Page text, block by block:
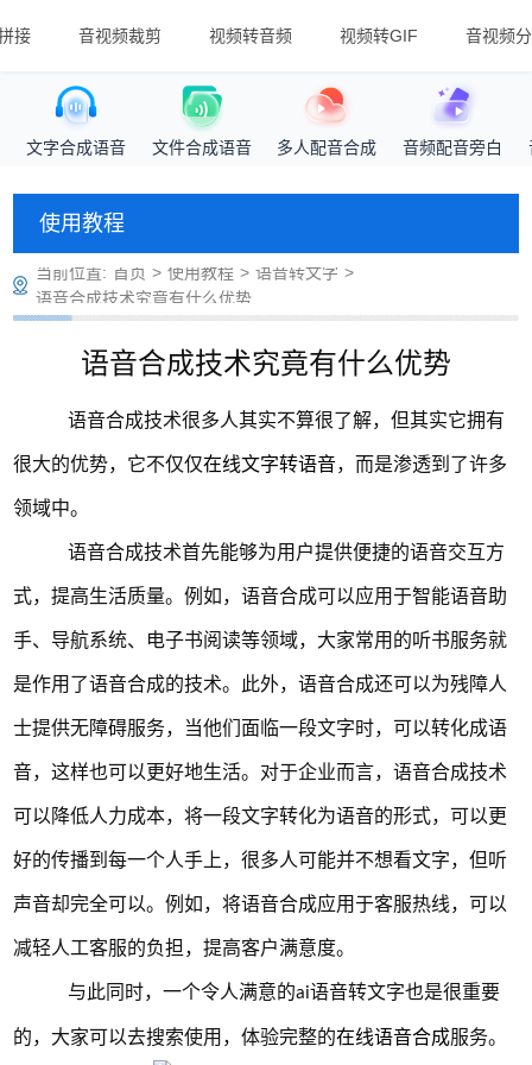
接 音视频裁剪 视频转音频 视频转GIF 音视频
文字合成语音 文件合成语音 多人配音合成 音频配音旁白
使用教程
当前位置: 首页 > 使用教程 > 语音转文字 >
语音合成技术究竟有什么优势
语音合成技术究竟有什么优势
语音合成技术很多人其实不算很了解，但其实它拥有
很大的优势，它不仅仅在线文字转语音，而是渗透到了许多
领域中。
语音合成技术首先能够为用户提供便捷的语音交互方
式，提高生活质量。例如，语音合成可以应用于智能语音助
手、导航系统、电子书阅读等领域，大家常用的听书服务就
是作用了语音合成的技术。此外，语音合成还可以为残障人
士提供无障碍服务，当他们面临一段文字时，可以转化成语
音，这样也可以更好地生活。对于企业而言，语音合成技术
可以降低人力成本，将一段文字转化为语音的形式，可以更
好的传播到每一个人手上，很多人可能并不想看文字，但听
声音却完全可以。例如，将语音合成应用于客服热线，可以
减轻人工客服的负担，提高客户满意度。
与此同时，一个令人满意的ai语音转文字也是很重要
的，大家可以去搜索使用，体验完整的在线语音合成服务。